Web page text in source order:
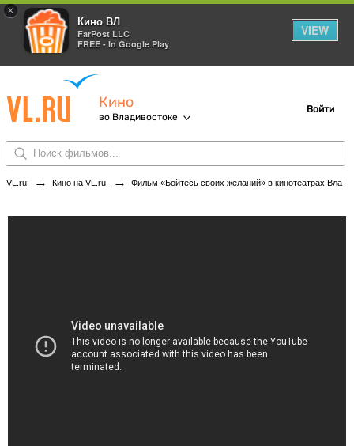
×
Кино ВЛ
FarPost LLC
FREE - In Google Play
VIEW
Кино
во Владивостоке
Войти
VL.ru → Кино на VL.ru → Фильм «Бойтесь своих желаний» в кинотеатрах Владивостока. Купить билеты!